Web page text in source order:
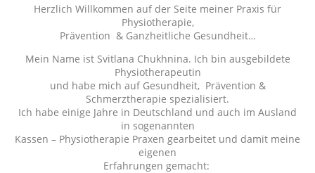
Herzlich Willkommen auf der Seite meiner Praxis für
Physiotherapie,
Prävention & Ganzheitliche Gesundheit…
Mein Name ist Svitlana Chukhnina. Ich bin ausgebildete
Physiotherapeutin
und habe mich auf Gesundheit, Prävention &
Schmerztherapie spezialisiert.
Ich habe einige Jahre in Deutschland und auch im Ausland
in sogenannten
Kassen – Physiotherapie Praxen gearbeitet und damit meine
eigenen
Erfahrungen gemacht: